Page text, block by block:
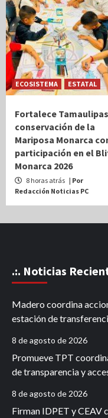
ECOSISTEMA ESTATAL
Fortalece Tamaulipas
conservación de la
Mariposa Monarca
participación en el
Monarca 2026
8 horas atrás | Por
Redacción Noticias PC
.:. Noticias
Madero coordina
estación de
8 de agosto de 2026
Promueve TPT
de transparencia y
8 de agosto de 2026
Firman IDPET y CEAV